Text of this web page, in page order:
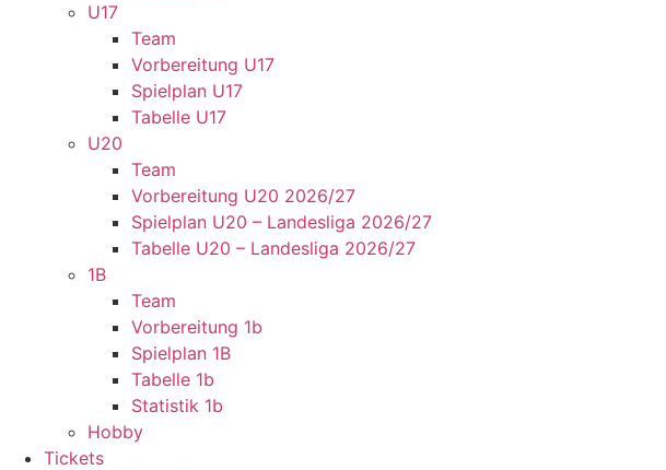
U17
Team
Vorbereitung U17
Spielplan U17
Tabelle U17
U20
Team
Vorbereitung U20 2026/27
Spielplan U20 – Landesliga 2026/27
Tabelle U20 – Landesliga 2026/27
1B
Team
Vorbereitung 1b
Spielplan 1B
Tabelle 1b
Statistik 1b
Hobby
Tickets